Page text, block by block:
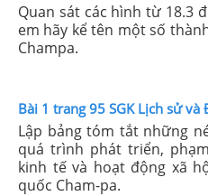
Quan sát các hình từ 18.3
em hãy kể tên một số
Champa.
Bài 1 trang 95 SGK Lịch sử
Lập bảng tóm tắt những
quá trình phát triển,
kinh tế và hoạt động xã
quốc Cham-pa.